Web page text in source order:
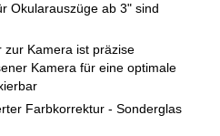
Okularauszüge ab 3" sind
zur Kamera ist präzise
Kamera für eine optimale
Farbkorrektur - Sonderglas